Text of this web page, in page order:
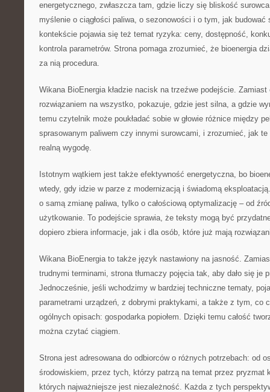
energetycznego, zwłaszcza tam, gdzie liczy się bliskość
myślenie o ciągłości paliwa, o sezonowości i o tym, jak
kontekście pojawia się też temat ryzyka: ceny, dostępność,
kontrola parametrów. Strona pomaga zrozumieć, że bioenergia
za nią procedura.
Wikana BioEnergia kładzie nacisk na trzeźwe podejście.
rozwiązaniem na wszystko, pokazuje, gdzie jest silna, a gdzie
temu czytelnik może poukładać sobie w głowie różnice między
sprasowanym paliwem czy innymi surowcami, i zrozumieć, jak te
realną wygodę.
Istotnym wątkiem jest także efektywność energetyczna, bo
wtedy, gdy idzie w parze z modernizacją i świadomą
o samą zmianę paliwa, tylko o całościową optymalizację – od
użytkowanie. To podejście sprawia, że teksty mogą być
dopiero zbiera informacje, jak i dla osób, które już mają
Wikana BioEnergia to także język nastawiony na jasność.
trudnymi terminami, strona tłumaczy pojęcia tak, aby dało się je
Jednocześnie, jeśli wchodzimy w bardziej techniczne tematy,
parametrami urządzeń, z dobrymi praktykami, a także z tym, co
ogólnych opisach: gospodarka popiołem. Dzięki temu całość
można czytać ciągiem.
Strona jest adresowana do odbiorców o różnych potrzebach: od
środowiskiem, przez tych, którzy patrzą na temat przez pryzmat
których najważniejsze jest niezależność. Każda z tych